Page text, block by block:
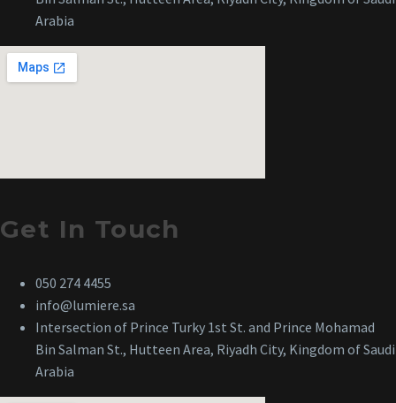
Arabia
Get In Touch
050 274 4455
info@lumiere.sa
Intersection of Prince Turky 1st St. and Prince Mohamad
Bin Salman St., Hutteen Area, Riyadh City, Kingdom of Saudi
Arabia